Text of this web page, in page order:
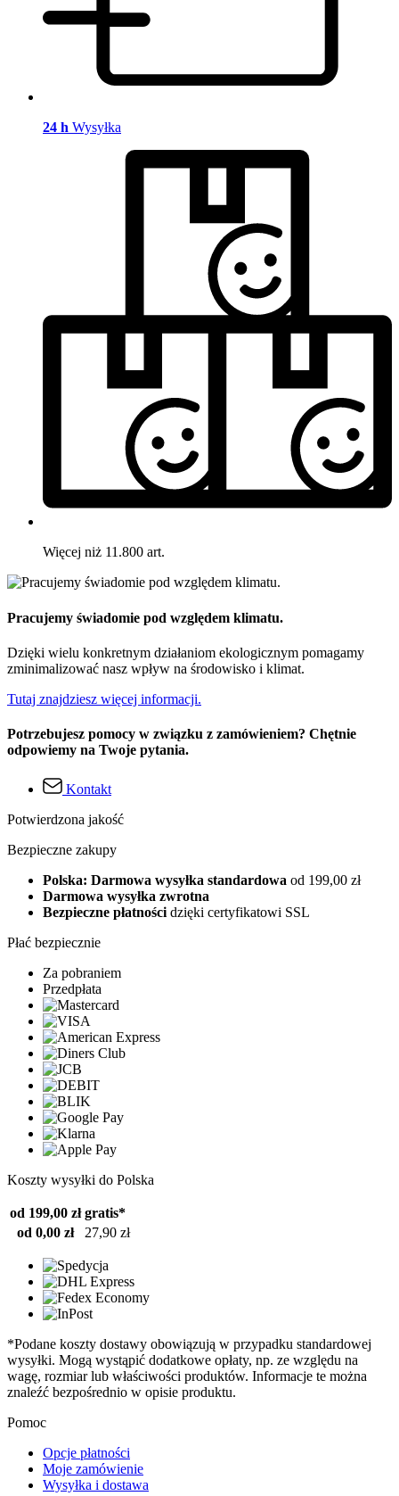
24 h Wysyłka
Więcej niż 11.800 art.
Pracujemy świadomie pod względem klimatu.
Dzięki wielu konkretnym działaniom ekologicznym pomagamy
zminimalizować nasz wpływ na środowisko i klimat.
Tutaj znajdziesz więcej informacji.
Potrzebujesz pomocy w związku z zamówieniem? Chętnie
odpowiemy na Twoje pytania.
Kontakt
Potwierdzona jakość
Bezpieczne zakupy
Polska: Darmowa wysyłka standardowa od 199,00 zł
Darmowa wysyłka zwrotna
Bezpieczne płatności dzięki certyfikatowi SSL
Płać bezpiecznie
Za pobraniem
Przedpłata
Koszty wysyłki do Polska
od 199,00 zł gratis*
od 0,00 zł
27,90 zł
*Podane koszty dostawy obowiązują w przypadku standardowej
wysyłki. Mogą wystąpić dodatkowe opłaty, np. ze względu na
wagę, rozmiar lub właściwości produktów. Informacje te można
znaleźć bezpośrednio w opisie produktu.
Pomoc
Opcje płatności
Moje zamówienie
Wysyłka i dostawa